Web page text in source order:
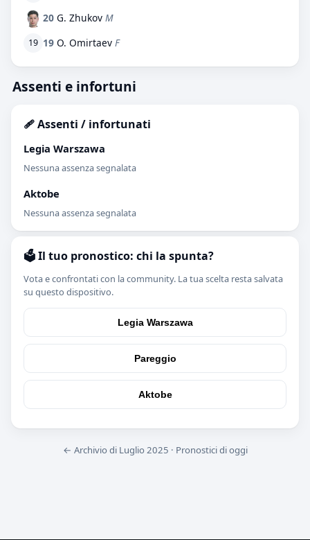
20 G. Zhukov M
19 19 O. Omirtaev F
Assenti e infortuni
🩹 Assenti / infortunati
Legia Warszawa
Nessuna assenza segnalata
Aktobe
Nessuna assenza segnalata
🗳️ Il tuo pronostico: chi la spunta?
Vota e confrontati con la community. La tua scelta resta salvata
su questo dispositivo.
Legia Warszawa
Pareggio
Aktobe
← Archivio di Luglio 2025 · Pronostici di oggi